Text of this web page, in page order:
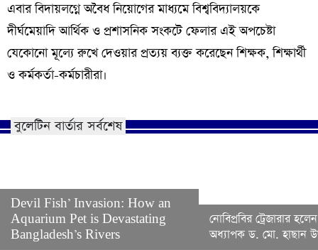
এবার বিদায়লগ্নে অবৈধ নিয়োগের মাধ্যমে বিশ্ববিদ্যালয়কে
দীর্ঘমেয়াদি আর্থিক ও প্রশাসনিক সংকটে ফেলার এই অপচেষ্টা
যেকোনো মূল্যে রুখে দেওয়ার প্রত্যয় ব্যক্ত করেছেন শিক্ষক, শিক্ষার্থী
ও কর্মকর্তা-কর্মচারীরা।
বুলেটিন বার্তার সর্বশেষ
Devil Fish’ Invasion: How an
Aquarium Pet is Devastating
Bangladesh’s Rivers
নোবিপ্রবির ট্রেজারার
অধ্যাপক ড. মো. হাছান